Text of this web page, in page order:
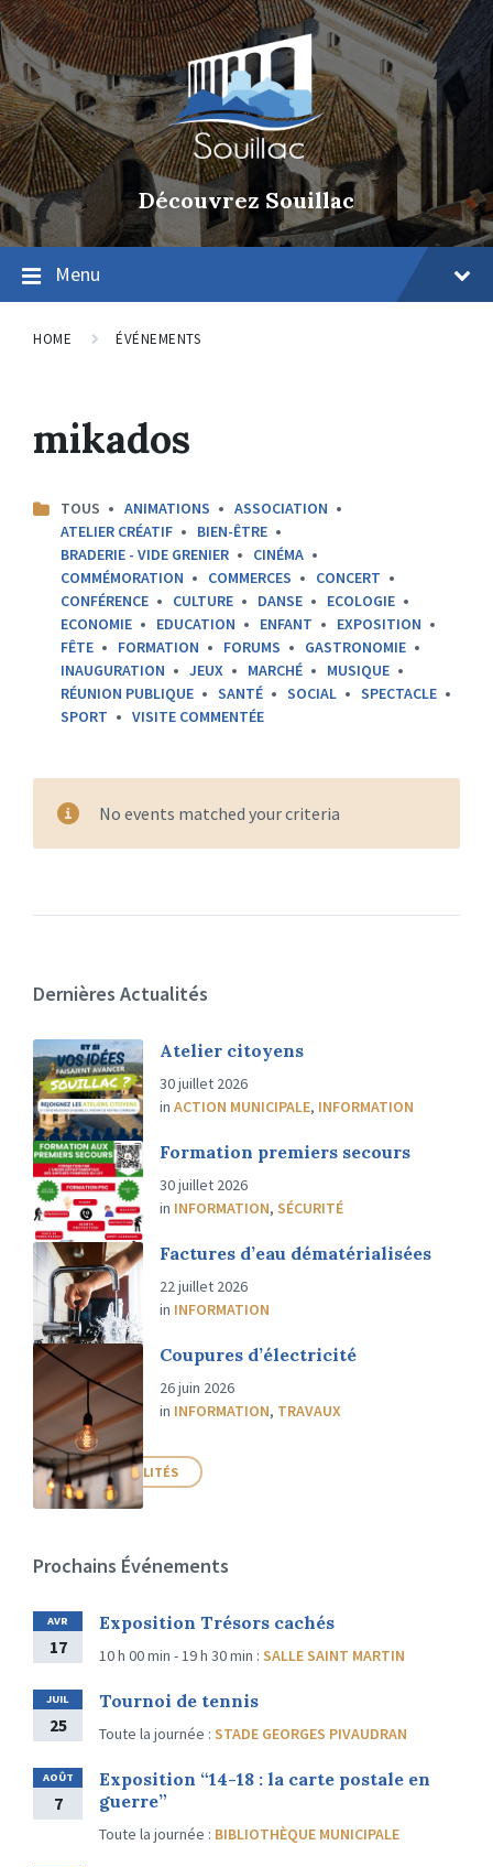
Découvrez Souillac
Menu
HOME ÉVÉNEMENTS
mikados
CATEGORIES:
TOUS ANIMATIONS
ASSOCIATION
ATELIER CRÉATIF
BIEN-ÊTRE
BRADERIE - VIDE GRENIER
CINÉMA
COMMÉMORATION
COMMERCES
CONCERT
CONFÉRENCE
CULTURE DANSE
ECOLOGIE
ECONOMIE
EDUCATION ENFANT
EXPOSITION
FÊTE
FORMATION FORUMS
GASTRONOMIE
INAUGURATION
JEUX MARCHÉ
MUSIQUE
RÉUNION PUBLIQUE
SANTÉ SOCIAL
SPECTACLE
SPORT
VISITE COMMENTÉE
No events matched your criteria
Dernières Actualités
Atelier citoyens
30 juillet 2026
in ACTION MUNICIPALE, INFORMATION
Formation premiers secours
30 juillet 2026
in INFORMATION, SÉCURITÉ
Factures d’eau dématérialisées
22 juillet 2026
in INFORMATION
Coupures d’électricité
26 juin 2026
in INFORMATION, TRAVAUX
PLUS D'ACTUALITÉS
Prochains Événements
AVR
17
Exposition Trésors cachés
10 h 00 min - 19 h 30 min : SALLE SAINT MARTIN
JUIL
25
Tournoi de tennis
Toute la journée : STADE GEORGES PIVAUDRAN
AOÛT
7
Exposition “14-18 : la carte postale en
guerre”
Toute la journée : BIBLIOTHÈQUE MUNICIPALE